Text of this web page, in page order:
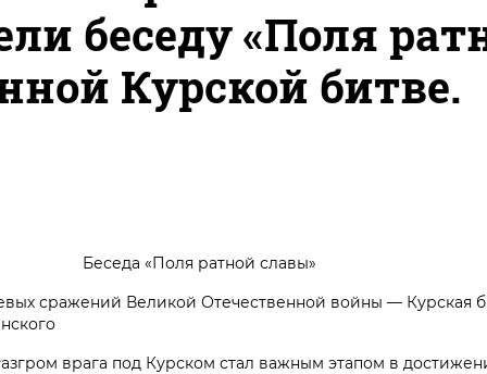
беседу «Поля
Курской битве.
славы»
сражений Великой Отечественной войны — Курская
врага под Курском стал важным этапом в